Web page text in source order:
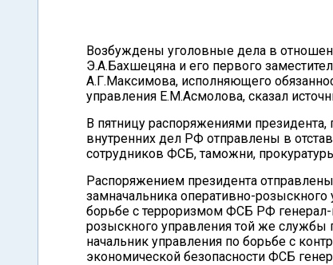
Возбуждены уголовные дела в
Э.А.Бахшецяна и его первого
А.Г.Максимова, исполняющего
управления Е.М.Асмолова, сказал
В пятницу распоряжениями
внутренних дел РФ отправлены в
сотрудников ФСБ, таможни,
Распоряжением президента
замначальника оперативно-
борьбе с терроризмом ФСБ РФ
розыскного управления той же
начальник управления по борьбе с
экономической безопасности ФСБ